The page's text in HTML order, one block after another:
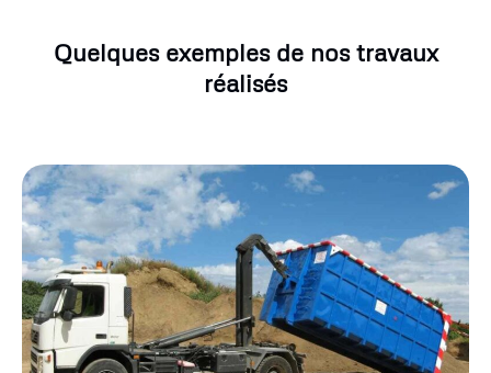
Quelques exemples de nos travaux
réalisés